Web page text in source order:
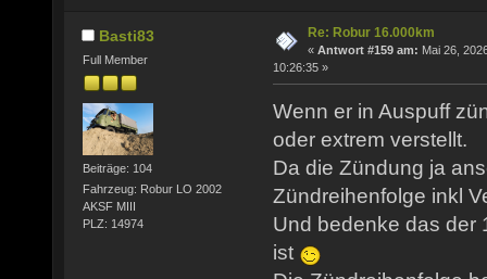
Basti83
Full Member
Beiträge: 104
Fahrzeug: Robur LO 2002
AKSF MIII
PLZ: 14974
Re: Robur 16.000km
« Antwort #159 am: Mai 26,
10:26:35 »
Wenn er in Auspuff
oder extrem verstellt.
Da die Zündung ja
Zündreihenfolge inkl
Und bedenke das der
ist